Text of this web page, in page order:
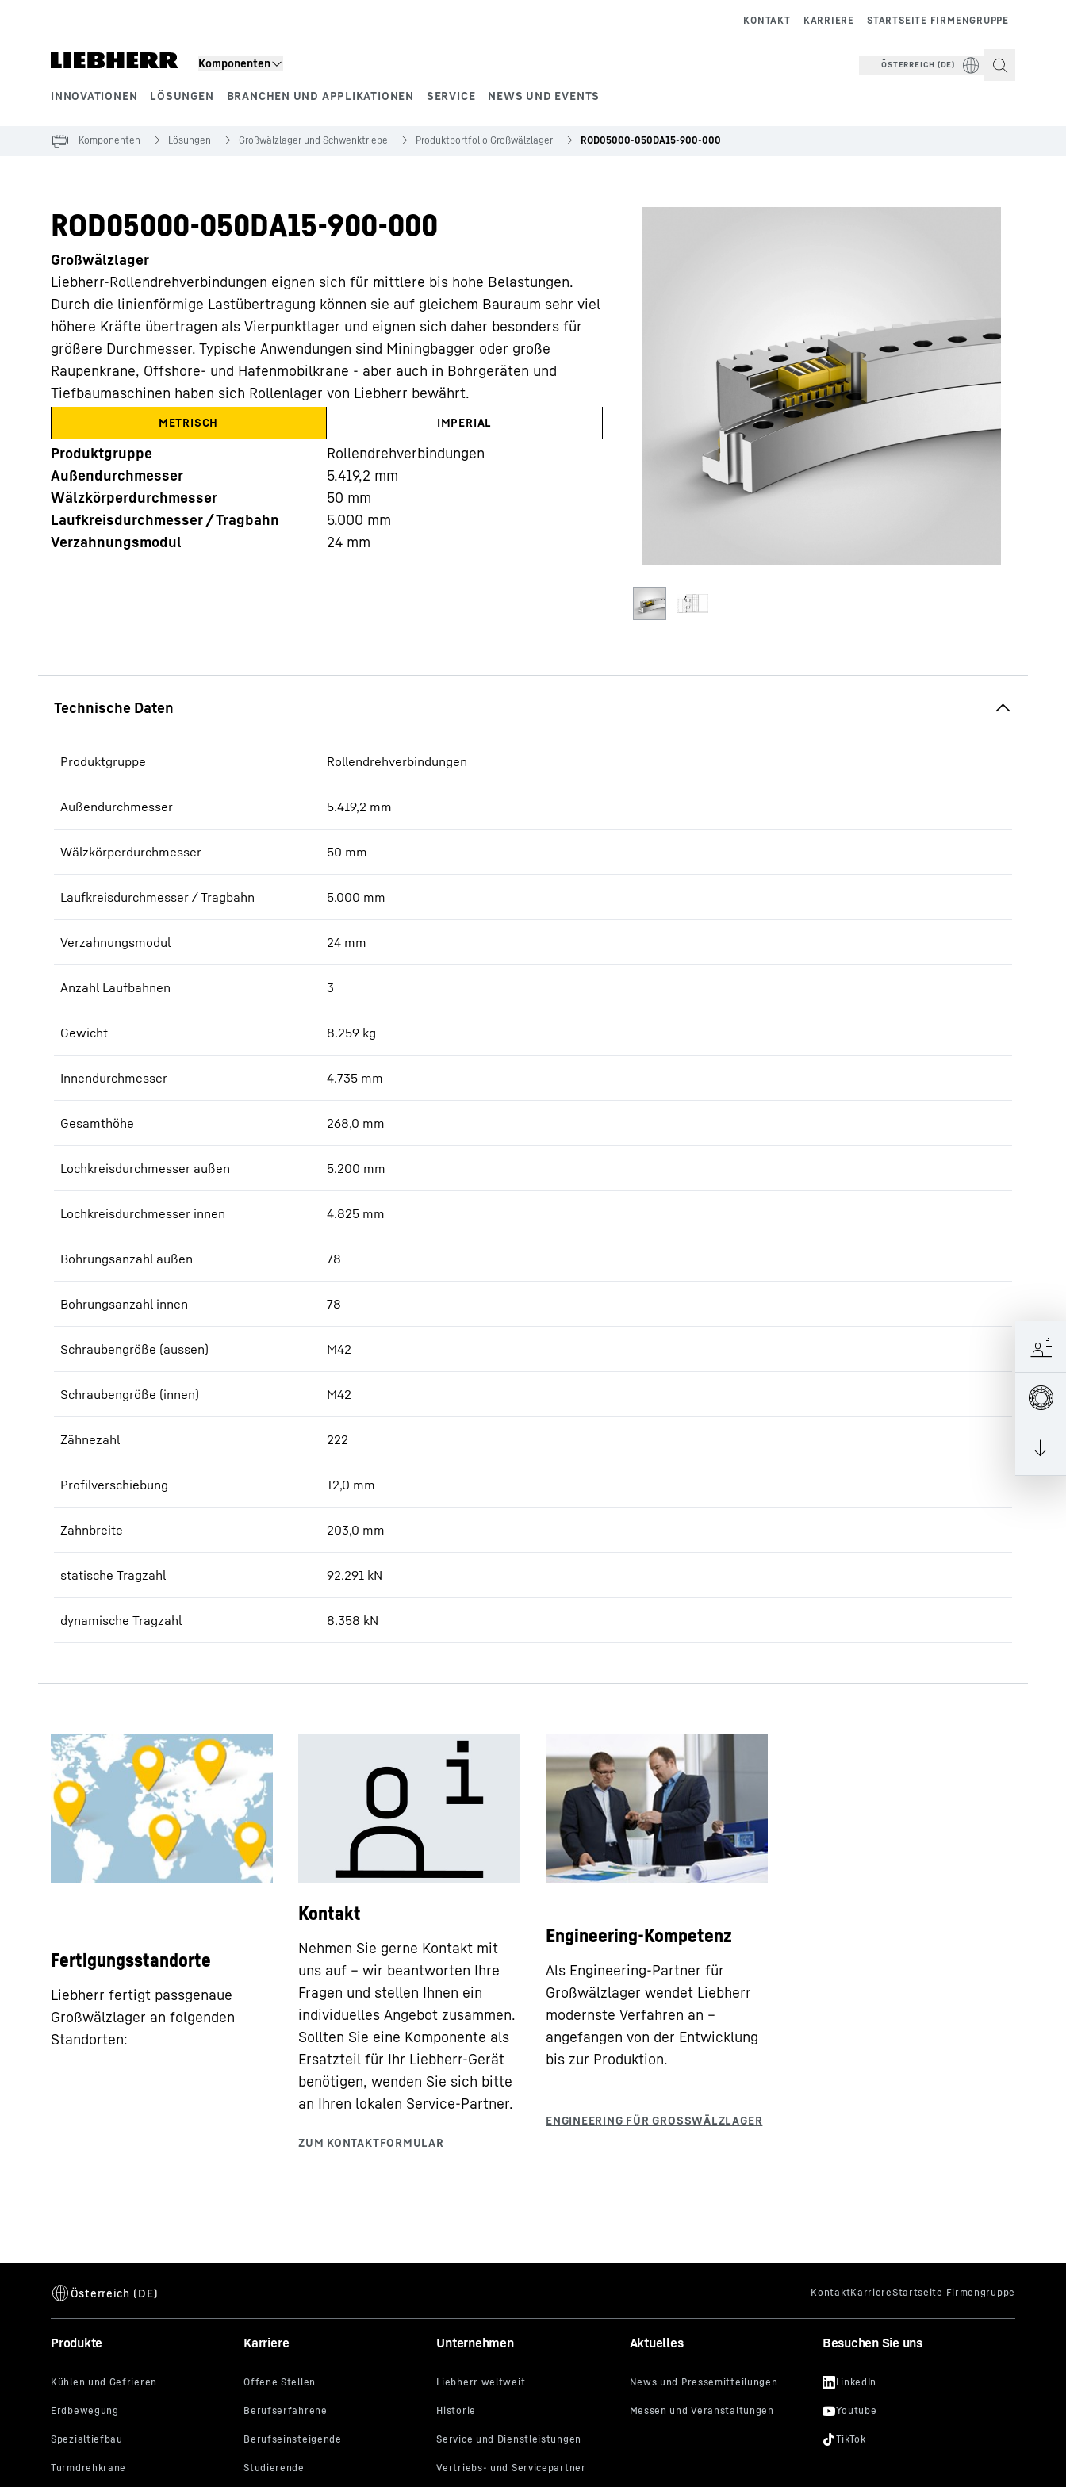
Komponenten
INNOVATIONEN LÖSUNGEN BRANCHEN UND APPLIKATIONEN SERVICE NEWS UND EVENTS
STARTSEITE FIRMENGRUPPE
KARRIERE
KONTAKT
ÖSTERREICH (DE)
Mehr über die Firmengruppe
Komponenten Lösungen Großwälzlager und Schwenktriebe Produktportfolio Großwälzlager ROD05000-050DA15-900-000
ROD05000-050DA15-900-000
Großwälzlager
Liebherr-Rollendrehverbindungen eignen sich für mittlere bis hohe Belastungen.
Durch die linienförmige Lastübertragung können sie auf gleichem Bauraum sehr viel
höhere Kräfte übertragen als Vierpunktlager und eignen sich daher besonders für
größere Durchmesser. Typische Anwendungen sind Miningbagger oder große
Raupenkrane, Offshore- und Hafenmobilkrane - aber auch in Bohrgeräten und
Tiefbaumaschinen haben sich Rollenlager von Liebherr bewährt.
METRISCH IMPERIAL
Produktgruppe
Rollendrehverbindungen
Außendurchmesser
5.419,2 mm
Wälzkörperdurchmesser
50 mm
Laufkreisdurchmesser / Tragbahn
5.000 mm
Verzahnungsmodul
24 mm
Produktgruppe Rollendrehverbindungen
Außendurchmesser 5.419,2 mm
Wälzkörperdurchmesser 50 mm
Laufkreisdurchmesser / Tragbahn 5.000 mm
Verzahnungsmodul 24 mm
Anzahl Laufbahnen 3
Gewicht 8.259 kg
Innendurchmesser 4.735 mm
Gesamthöhe 268,0 mm
Lochkreisdurchmesser außen 5.200 mm
Lochkreisdurchmesser innen 4.825 mm
Bohrungsanzahl außen 78
Bohrungsanzahl innen 78
Schraubengröße (aussen) M42
Schraubengröße (innen) M42
Zähnezahl 222
Profilverschiebung 12,0 mm
Zahnbreite 203,0 mm
statische Tragzahl 92.291 kN
dynamische Tragzahl 8.358 kN
Fertigungsstandorte
Liebherr fertigt passgenaue
Großwälzlager an folgenden
Standorten:
Kontakt
Nehmen Sie gerne Kontakt mit
uns auf – wir beantworten Ihre
Fragen und stellen Ihnen ein
individuelles Angebot zusammen.
Sollten Sie eine Komponente als
Ersatzteil für Ihr Liebherr-Gerät
benötigen, wenden Sie sich bitte
an Ihren lokalen Service-Partner.
Engineering-Kompetenz
Als Engineering-Partner für
Großwälzlager wendet Liebherr
modernste Verfahren an –
angefangen von der Entwicklung
bis zur Produktion.
Produkte Karriere Unternehmen Aktuelles Besuchen Sie uns